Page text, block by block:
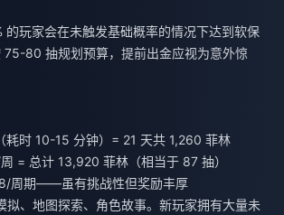
的玩家会在未触发基础概率的情况下达到软保
75-80 抽规划预算，提前出金应视为意外惊
耗时 10-15 分钟）= 21 天共 1,260 菲林
= 总计 13,920 菲林（相当于 87 抽）
周期——虽有挑战性但奖励丰厚
拟、地图探索、角色故事。新玩家拥有大量未